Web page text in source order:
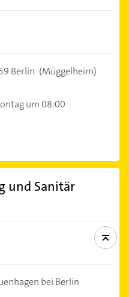
Berlin (Müggelheim)
um 08:00
und Sanitär
bei Berlin